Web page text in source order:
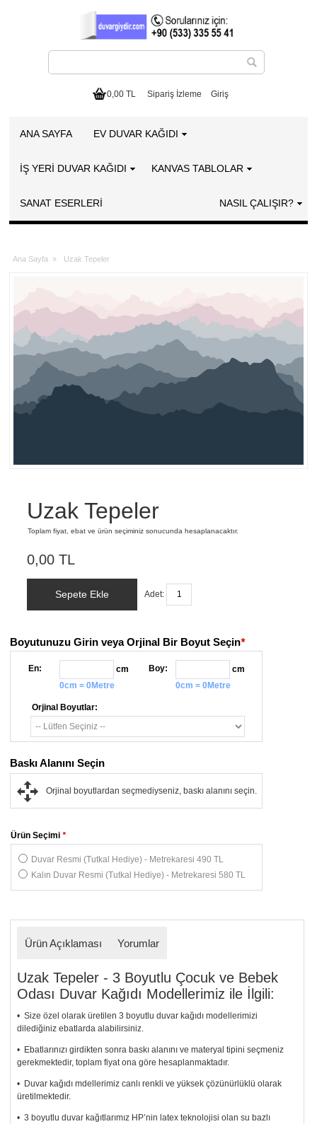
0,00 TL Sipariş İzleme Giriş
ANA SAYFA EV DUVAR KAĞIDI
İŞ YERİ DUVAR KAĞIDI KANVAS TABLOLAR
SANAT ESERLERI NASIL ÇALIŞIR?
Ana Sayfa » Uzak Tepeler
Uzak Tepeler
Toplam fiyat, ebat ve ürün seçiminiz sonucunda hesaplanacaktır.
0,00 TL
Sepete Ekle Adet:
Boyutunuzu Girin veya Orjinal Bir Boyut Seçin*
En:
cm
0cm = 0Metre
Boy:
cm
0cm = 0Metre
Orjinal Boyutlar:
*
Ürün Seçimi
Duvar Resmi (Tutkal Hediye) - Metrekaresi 490 TL
Kalın Duvar Resmi (Tutkal Hediye) - Metrekaresi 580 TL
Baskı Alanını Seçin
Orjinal boyutlardan seçmediyseniz, baskı alanını seçin.
Ürün Açıklaması Yorumlar
Uzak Tepeler - 3 Boyutlu Çocuk ve Bebek
Odası Duvar Kağıdı Modellerimiz ile İlgili:
• Size özel olarak üretilen 3 boyutlu duvar kağıdı modellerimizi
dilediğiniz ebatlarda alabilirsiniz.
• Ebatlarınızı girdikten sonra baskı alanını ve materyal tipini seçmeniz
gerekmektedir, toplam fiyat ona göre hesaplanmaktadır.
• Duvar kağıdı mdellerimiz canlı renkli ve yüksek çözünürlüklü olarak
üretilmektedir.
• 3 boyutlu duvar kağıtlarımız HP’nin latex teknolojisi olan su bazlı